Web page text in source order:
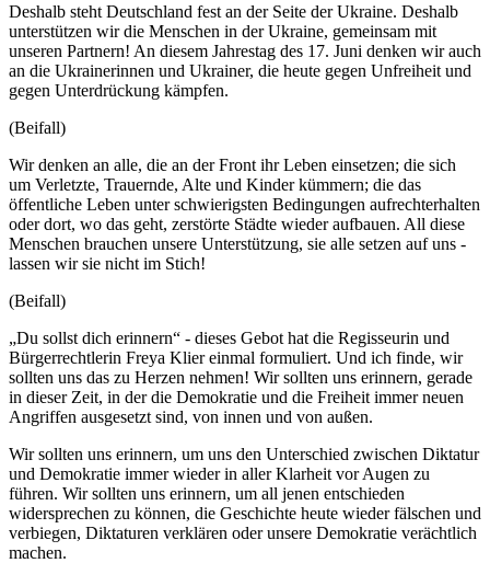
Deshalb steht Deutschland fest an der Seite der Ukraine. Deshalb
unterstützen wir die Menschen in der Ukraine, gemeinsam mit
unseren Partnern! An diesem Jahrestag des 17. Juni denken wir auch
an die Ukrainerinnen und Ukrainer, die heute gegen Unfreiheit und
gegen Unterdrückung kämpfen.
(Beifall)
Wir denken an alle, die an der Front ihr Leben einsetzen; die sich
um Verletzte, Trauernde, Alte und Kinder kümmern; die das
öffentliche Leben unter schwierigsten Bedingungen aufrechterhalten
oder dort, wo das geht, zerstörte Städte wieder aufbauen. All diese
Menschen brauchen unsere Unterstützung, sie alle setzen auf uns -
lassen wir sie nicht im Stich!
(Beifall)
„Du sollst dich erinnern“ - dieses Gebot hat die Regisseurin und
Bürgerrechtlerin Freya Klier einmal formuliert. Und ich finde, wir
sollten uns das zu Herzen nehmen! Wir sollten uns erinnern, gerade
in dieser Zeit, in der die Demokratie und die Freiheit immer neuen
Angriffen ausgesetzt sind, von innen und von außen.
Wir sollten uns erinnern, um uns den Unterschied zwischen Diktatur
und Demokratie immer wieder in aller Klarheit vor Augen zu
führen. Wir sollten uns erinnern, um all jenen entschieden
widersprechen zu können, die Geschichte heute wieder fälschen und
verbiegen, Diktaturen verklären oder unsere Demokratie verächtlich
machen.